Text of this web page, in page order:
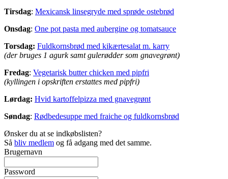
Tirsdag: Mexicansk linsegryde med sprøde ostebrød
Onsdag: One pot pasta med aubergine og tomatsauce
Torsdag: Fuldkornsbrød med kikærtesalat m. karry
(der bruges 1 agurk samt gulerødder som gnavegrønt)
Fredag: Vegetarisk butter chicken med pipfri
(kyllingen i opskriften erstattes med pipfri)
Lørdag: Hvid kartoffelpizza med gnavegrønt
Søndag: Rødbedesuppe med fraiche og fuldkornsbrød
Ønsker du at se indkøbslisten?
Så bliv medlem og få adgang med det samme.
Brugernavn
Password